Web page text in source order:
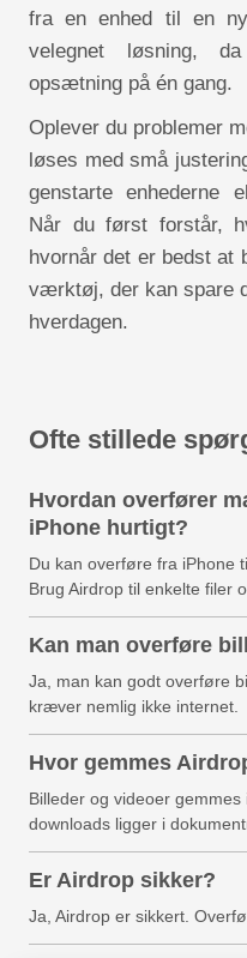
fra en enhed til en
velegnet løsning,
opsætning på én gang.
Oplever du problemer
løses med små
genstarte enhederne
Når du først forstår,
hvornår det er bedst
værktøj, der kan spare
hverdagen.
Ofte stillede
Hvordan overfører
iPhone hurtigt?
Du kan overføre fra iPhone
Brug Airdrop til enkelte filer
Kan man overføre
Ja, man kan godt overføre
kræver nemlig ikke internet.
Hvor gemmes
Billeder og videoer
downloads ligger i
Er Airdrop sikker?
Ja, Airdrop er sikkert.